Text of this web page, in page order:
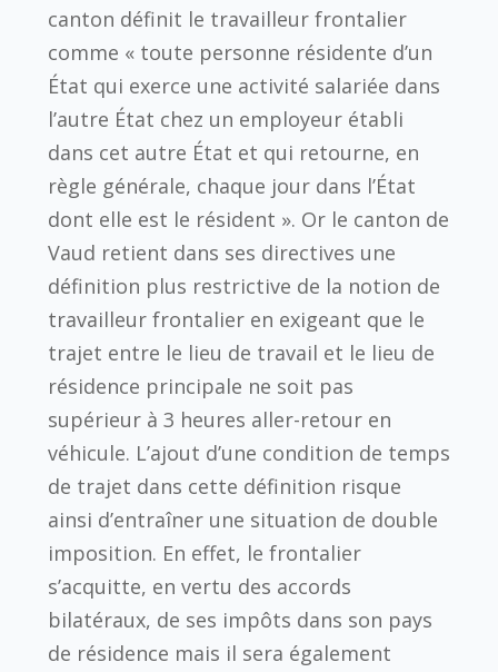
canton définit le travailleur frontalier
comme « toute personne résidente d’un
État qui exerce une activité salariée dans
l’autre État chez un employeur établi
dans cet autre État et qui retourne, en
règle générale, chaque jour dans l’État
dont elle est le résident ». Or le canton de
Vaud retient dans ses directives une
définition plus restrictive de la notion de
travailleur frontalier en exigeant que le
trajet entre le lieu de travail et le lieu de
résidence principale ne soit pas
supérieur à 3 heures aller-retour en
véhicule. L’ajout d’une condition de temps
de trajet dans cette définition risque
ainsi d’entraîner une situation de double
imposition. En effet, le frontalier
s’acquitte, en vertu des accords
bilatéraux, de ses impôts dans son pays
de résidence mais il sera également